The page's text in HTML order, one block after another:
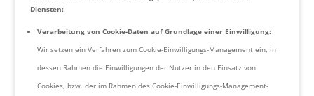
Diensten:
Verarbeitung von Cookie-Daten auf Grundlage einer Einwilligung:
Wir setzen ein Verfahren zum Cookie-Einwilligungs-Management ein, in
dessen Rahmen die Einwilligungen der Nutzer in den Einsatz von
Cookies, bzw. der im Rahmen des Cookie-Einwilligungs-Management-